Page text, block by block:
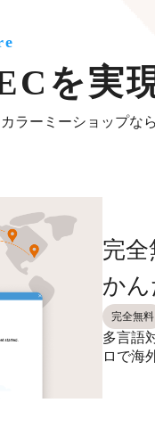
を実
ラーミーショップな
完
か
完全無料
多言語
ロで海